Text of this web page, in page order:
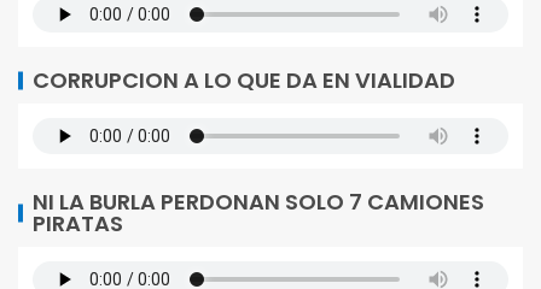
CORRUPCION A LO QUE DA EN VIALIDAD
NI LA BURLA PERDONAN SOLO 7 CAMIONES
PIRATAS